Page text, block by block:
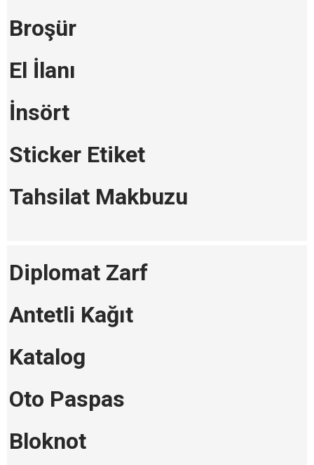
Broşür
El İlanı
İnsört
Sticker Etiket
Tahsilat Makbuzu
Diplomat Zarf
Antetli Kağıt
Katalog
Oto Paspas
Bloknot